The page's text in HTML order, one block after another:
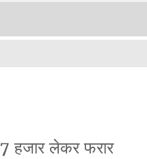
हजार लेकर फरार